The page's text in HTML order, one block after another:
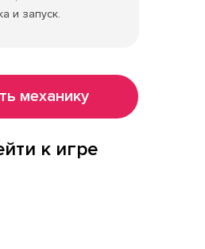
механику
и запуск.
к игре